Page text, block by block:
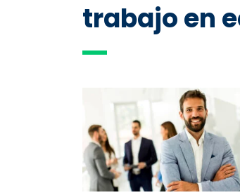
trabajo en